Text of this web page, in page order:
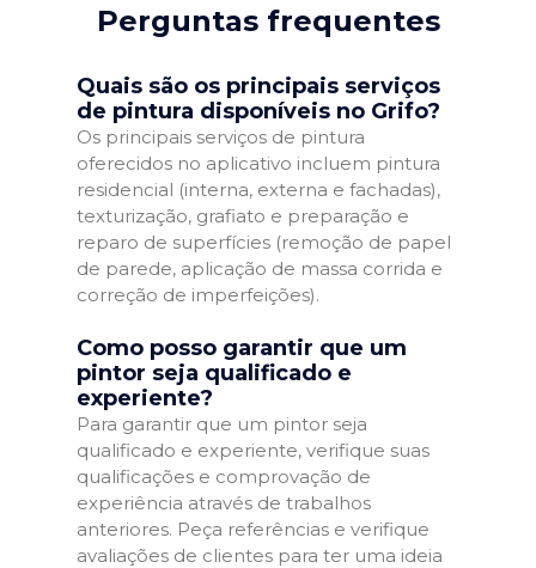
Perguntas frequentes
Quais são os principais serviços
de pintura disponíveis no Grifo?
Os principais serviços de pintura
oferecidos no aplicativo incluem pintura
residencial (interna, externa e fachadas),
texturização, grafiato e preparação e
reparo de superfícies (remoção de papel
de parede, aplicação de massa corrida e
correção de imperfeições).
Como posso garantir que um
pintor seja qualificado e
experiente?
Para garantir que um pintor seja
qualificado e experiente, verifique suas
qualificações e comprovação de
experiência através de trabalhos
anteriores. Peça referências e verifique
avaliações de clientes para ter uma ideia